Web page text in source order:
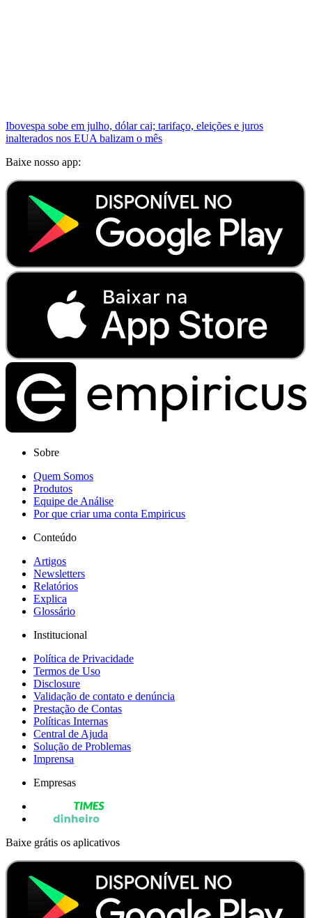
Ibovespa sobe em julho, dólar cai; tarifaço, eleições e juros
inalterados nos EUA balizam o mês
Baixe nosso app:
Sobre
Quem Somos
Produtos
Equipe de Análise
Por que criar uma conta Empiricus
Conteúdo
Artigos
Newsletters
Relatórios
Explica
Glossário
Institucional
Política de Privacidade
Termos de Uso
Disclosure
Validação de contato e denúncia
Prestação de Contas
Políticas Internas
Central de Ajuda
Solução de Problemas
Imprensa
Empresas
Baixe grátis os aplicativos